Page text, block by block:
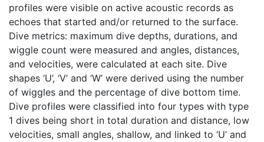
profiles were visible on active acoustic records as
echoes that started and/or returned to the surface.
Dive metrics: maximum dive depths, durations, and
wiggle count were measured and angles, distances,
and velocities, were calculated at each site. Dive
shapes ‘U’, ‘V’ and ‘W’ were derived using the number
of wiggles and the percentage of dive bottom time.
Dive profiles were classified into four types with type
1 dives being short in total duration and distance, low
velocities, small angles, shallow, and linked to ‘U’ and